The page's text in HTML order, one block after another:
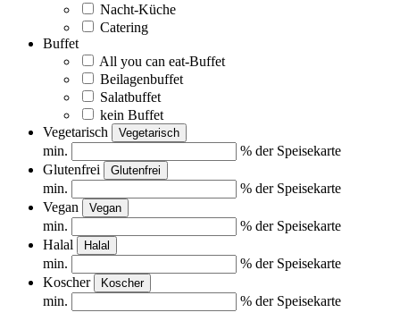
Nacht-Küche
Catering
Buffet
All you can eat-Buffet
Beilagenbuffet
Salatbuffet
kein Buffet
Vegetarisch
Vegetarisch
min.
% der Speisekarte
Glutenfrei
Glutenfrei
min.
% der Speisekarte
Vegan
Vegan
min.
% der Speisekarte
Halal
Halal
min.
% der Speisekarte
Koscher
Koscher
min. % der Speisekarte